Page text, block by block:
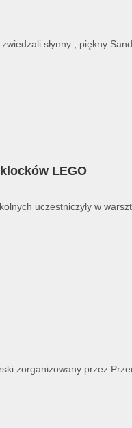
słynny , piękny
LEGO
uczestniczyły w
zorganizowany przez